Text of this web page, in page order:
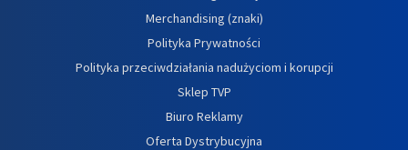
Merchandising (znaki)
Polityka Prywatności
Polityka przeciwdziałania nadużyciom i korupcji
Sklep TVP
Biuro Reklamy
Oferta Dystrybucyjna